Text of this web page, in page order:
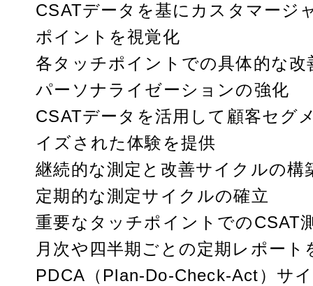
CSATデータを基にカスタマージ
ポイントを視覚化
各タッチポイントでの具体的な
パーソナライゼーションの強化
CSATデータを活用して顧客セグ
イズされた体験を提供
継続的な測定と改善サイクルの構
定期的な測定サイクルの確立
重要なタッチポイントでのCSAT
月次や四半期ごとの定期レポート
PDCA（Plan-Do-Check-Act）サ